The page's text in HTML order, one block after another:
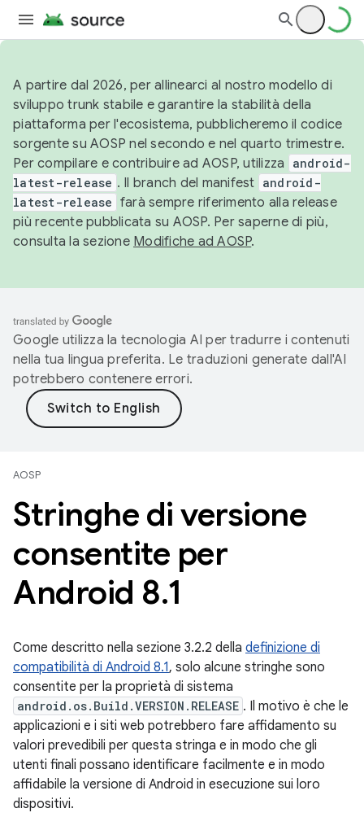
A partire dal 2026, per allinearci al nostro modello di
sviluppo trunk stabile e garantire la stabilità della
piattaforma per l'ecosistema, pubblicheremo il codice
sorgente su AOSP nel secondo e nel quarto trimestre.
Per compilare e contribuire ad AOSP, utilizza
android-
latest-release . Il branch del manifest android-
latest-release farà sempre riferimento alla release
più recente pubblicata su AOSP. Per saperne di più,
consulta la sezione Modifiche ad AOSP.
Google utilizza la tecnologia AI per tradurre i contenuti
nella tua lingua preferita. Le traduzioni generate dall'AI
potrebbero contenere errori.
AOSP
Stringhe di versione
consentite per
Android 8.1
Come descritto nella sezione 3.2.2 della definizione di
compatibilità di Android 8.1, solo alcune stringhe sono
consentite per la proprietà di sistema
android.os.Build.VERSION.RELEASE . Il motivo è che le
applicazioni e i siti web potrebbero fare affidamento su
valori prevedibili per questa stringa e in modo che gli
utenti finali possano identificare facilmente e in modo
affidabile la versione di Android in esecuzione sui loro
dispositivi.